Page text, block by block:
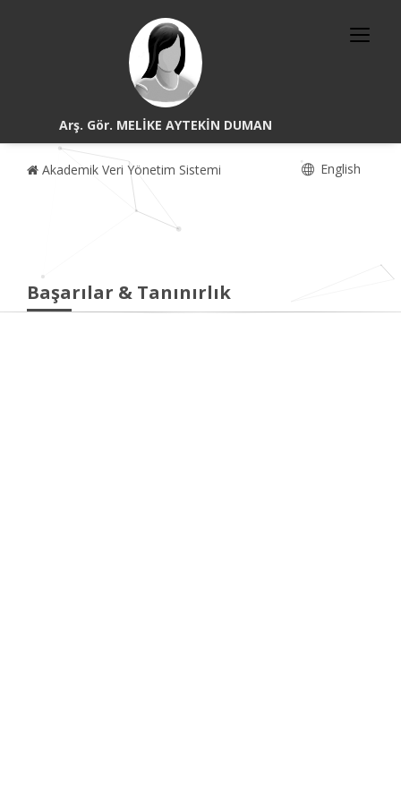
Arş. Gör. MELİKE AYTEKİN DUMAN
Akademik Veri Yönetim Sistemi English
Başarılar & Tanınırlık